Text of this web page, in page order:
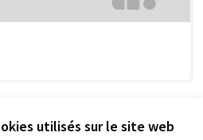
utilisés sur le site web